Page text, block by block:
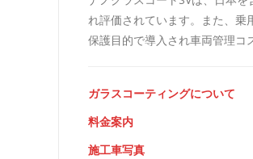
れ評価されています。また、乗
保護目的で導入され車両管理コ
ガラスコーティングについて
料金案内
施工車写真